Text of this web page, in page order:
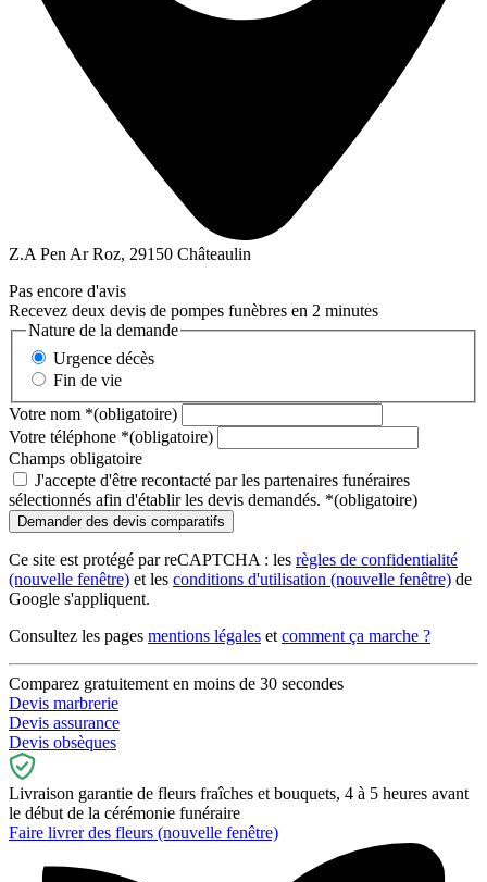
Z.A Pen Ar Roz, 29150 Châteaulin
Pas encore d'avis
Recevez deux devis de pompes funèbres en 2 minutes
Nature de la demande
Urgence décès
Fin de vie
Votre nom *(obligatoire)
Votre téléphone *(obligatoire)
Champs obligatoire
J'accepte d'être recontacté par les partenaires funéraires
sélectionnés afin d'établir les devis demandés. *(obligatoire)
Ce site est protégé par reCAPTCHA : les règles de confidentialité
(nouvelle fenêtre) et les conditions d'utilisation (nouvelle fenêtre) de
Google s'appliquent.
Consultez les pages mentions légales et comment ça marche ?
Comparez gratuitement en moins de 30 secondes
Devis marbrerie
Devis assurance
Devis obsèques
Livraison garantie de fleurs fraîches et bouquets, 4 à 5 heures avant
le début de la cérémonie funéraire
Faire livrer des fleurs (nouvelle fenêtre)